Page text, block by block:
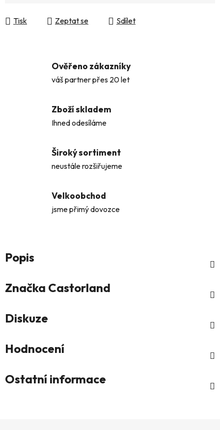
Tisk Zeptat se Sdílet
Ověřeno zákazníky
váš partner přes 20 let
Zboží skladem
Ihned odesíláme
Široký sortiment
neustále rozšiřujeme
Velkoobchod
jsme přimý dovozce
Popis
Značka Castorland
Diskuze
Hodnocení
Ostatní informace